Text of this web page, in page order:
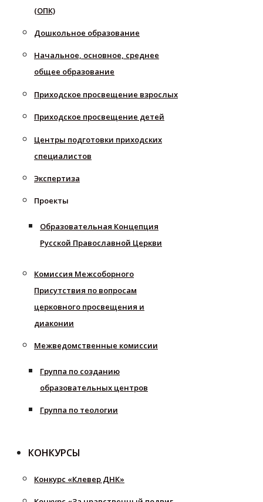
(ОПК)
Дошкольное образование
Начальное, основное, среднее
общее образование
Приходское просвещение взрослых
Приходское просвещение детей
Центры подготовки приходских
специалистов
Экспертиза
Проекты
Образовательная Концепция
Русской Православной Церкви
Комиссия Межсоборного
Присутствия по вопросам
церковного просвещения и
диаконии
Межведомственные комиссии
Группа по созданию
образовательных центров
Группа по теологии
КОНКУРСЫ
Конкурс «Клевер ДНК»